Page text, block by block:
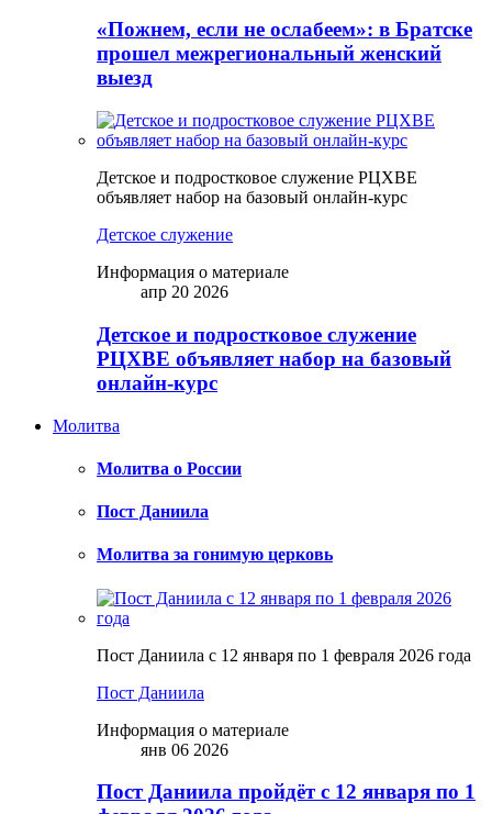
«Пожнем, если не ослабеем»: в Братске
прошел межрегиональный женский
выезд
Детское и подростковое служение РЦХВЕ
объявляет набор на базовый онлайн-курс
Детское служение
Информация о материале
апр 20 2026
Детское и подростковое служение
РЦХВЕ объявляет набор на базовый
онлайн-курс
Молитва
Молитва о России
Пост Даниила
Молитва за гонимую церковь
Пост Даниила с 12 января по 1 февраля 2026 года
Пост Даниила
Информация о материале
янв 06 2026
Пост Даниила пройдёт с 12 января по 1